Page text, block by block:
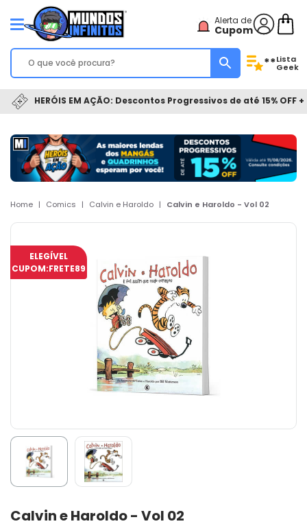
Alerta de
Cupom
**Lista
Geek
HERÓIS EM AÇÃO: Descontos Progressivos de até 15% OFF
Home | Comics | Calvin e Haroldo | Calvin e Haroldo - Vol 02
ELEGÍVEL
CUPOM:FRETE89
Calvin e Haroldo - Vol 02